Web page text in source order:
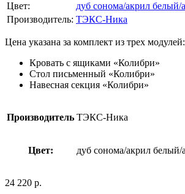
Цвет:
дуб сонома/акрил белый/
Производитель: ТЭКС-Ника
Цена указана за комплект из трех модулей:
Кровать с ящиками «Колибри»
Стол письменный «Колибри»
Навесная секция «Колибри»
Производитель ТЭКС-Ника
Цвет: дуб сонома/акрил белый/
24 220 р.